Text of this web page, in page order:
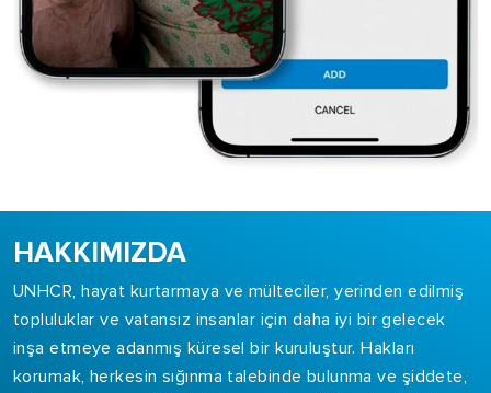
HAKKIMIZDA
UNHCR, hayat kurtarmaya ve mülteciler, yerinden edilmiş
topluluklar ve vatansız insanlar için daha iyi bir gelecek
inşa etmeye adanmış küresel bir kuruluştur. Hakları
korumak, herkesin sığınma talebinde bulunma ve şiddete,